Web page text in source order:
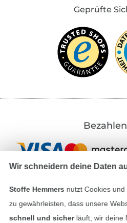
Geprüfte
Unsere
Wir schneidern deine Daten
Stoffe Hemmers nutzt Cookies
zu gewährleisten, dass unsere
schnell und sicherläuft; wir deine